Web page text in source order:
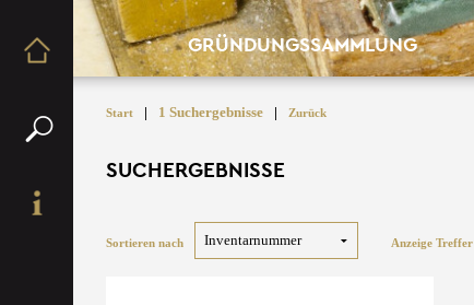
GRÜNDUNGSSAMMLUNG
Start | 1 Suchergebnisse | Zurück
SUCHERGEBNISSE
Sortieren nach Anzeige Treffer